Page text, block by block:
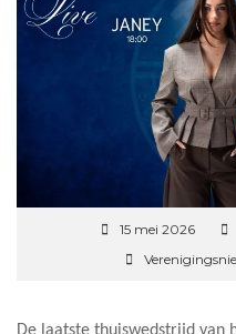
15 mei 2026
De laatste thuiswedstrijd van